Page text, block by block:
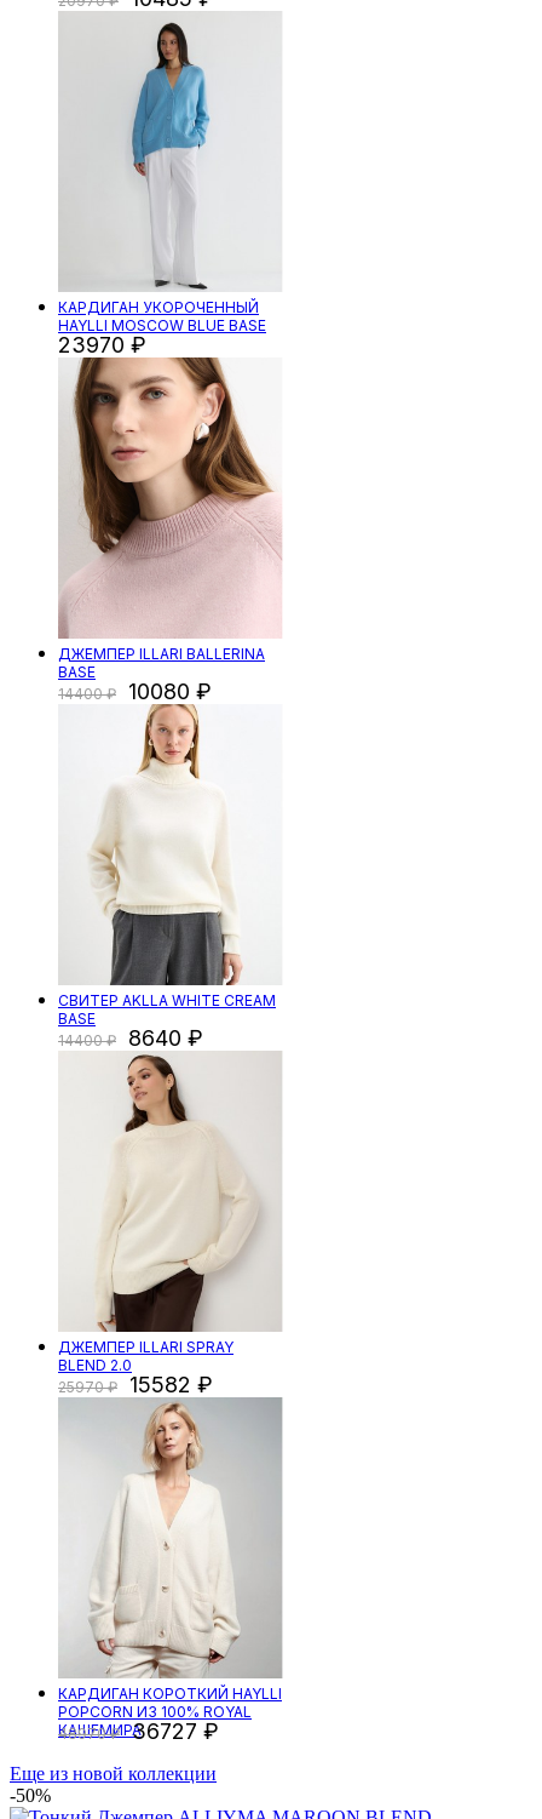
КАРДИГАН УКОРОЧЕННЫЙ
HAYLLI MOSCOW BLUE BASE
23970
ДЖЕМПЕР ILLARI BALLERINA
BASE
14400
10080
СВИТЕР AKLLA WHITE CREAM
BASE
14400
8640
ДЖЕМПЕР ILLARI SPRAY
BLEND 2.0
25970
15582
КАРДИГАН КОРОТКИЙ HAYLLI
POPCORN ИЗ 100% ROYAL
КАШЕМИРА
48970 36727
Еще из новой коллекции
-50%